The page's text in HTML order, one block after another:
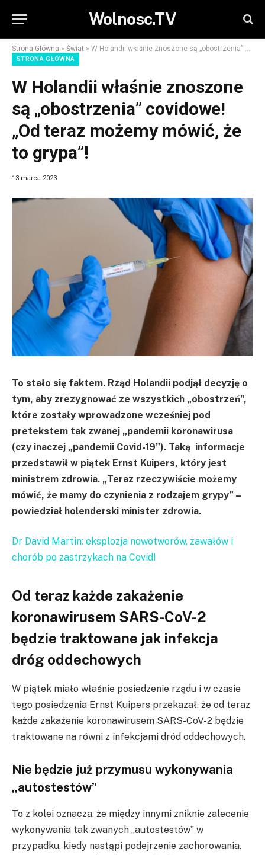
Wolnosc.TV
Strona Główna » Świat » W Holandii właśnie znoszone są „obostrzenia” covidowe! „Od teraz możemy mówić, że to grypa”!
STRONA GŁÓWNA
W Holandii właśnie znoszone
są „obostrzenia” covidowe!
„Od teraz możemy mówić, że
to grypa”!
13 marca 2023
To stało się faktem. Rząd Holandii podjął decyzję o
tym, aby zrezygnować ze wszystkich „obostrzeń”,
które zostały wprowadzone wcześniej pod
pretekstem tak zwanej „pandemii koronawirusa
(czy inaczej „pandemii Covid-19”). Taką informacje
przedstawił w piątek Ernst Kuipers, który jest
ministrem zdrowia. „Teraz rzeczywiście możemy
mówić, że mamy do czynienia z rodzajem grypy” –
powiedział holenderski minister zdrowia.
Dr David Martin: eksplozja nowotworów, zawałów i
chorób po zastrzykach na Covid!
Od teraz każde zakażenie
koronawirusem SARS-CoV-2
będzie traktowane jak infekcja
dróg oddechowych
W piątek miało właśnie posiedzenie rządu i w czasie
tego posiedzenia Ernst Kuipers przekazał, że od teraz
każde zakażenie koronawirusem SARS-CoV-2 będzie
traktowane na równi z infekcjami dród oddechowych.
Nie będzie już przymusu wykonywania
„autostestów”
To z kolei oznacza, że między innymi zniknie zalecenie
wykonywania tak zwanych „autostestów” w
przypadku, kiedy nastąpi podejrzenie zachorowania.